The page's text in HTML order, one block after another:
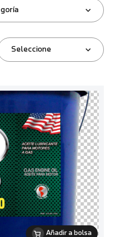
Seleccione
Añadir a bolsa